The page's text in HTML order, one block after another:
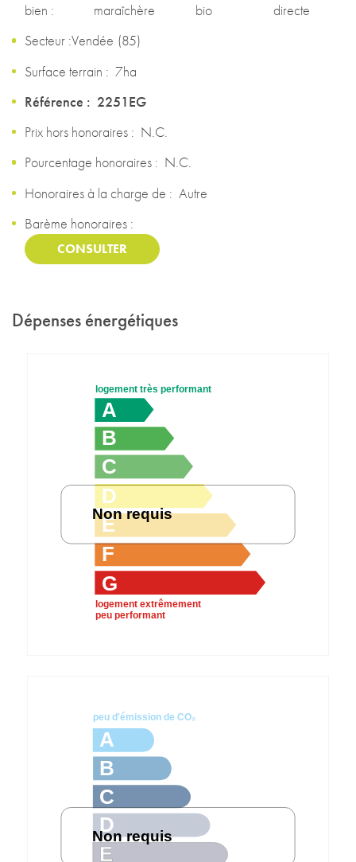
bien :
maraîchère
bio
directe
Secteur :Vendée (85)
Surface terrain : 7ha
2251EG
Prix hors honoraires : N.C.
Pourcentage honoraires : N.C.
Honoraires à la charge de : Autre
Barème honoraires :
CONSULTER
Dépenses énergétiques
A
B
C
D
E
F
G
logement très performant
logement extrêmement
peu performant
Non requis
A
B
C
D
E
peu d'émission de CO₂
Non requis